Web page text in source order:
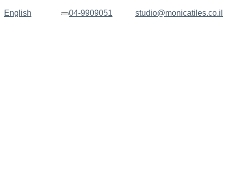
English studio@monicatiles.co.il
04-9909051 תפריט